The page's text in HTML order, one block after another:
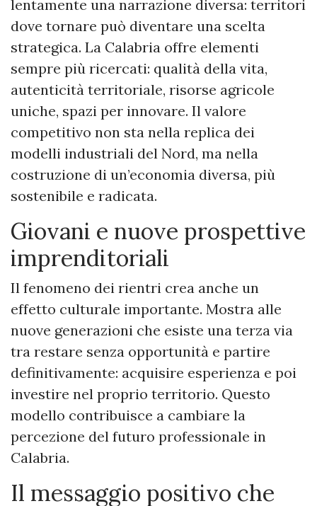
lentamente una narrazione diversa: territori
dove tornare può diventare una scelta
strategica. La Calabria offre elementi
sempre più ricercati: qualità della vita,
autenticità territoriale, risorse agricole
uniche, spazi per innovare. Il valore
competitivo non sta nella replica dei
modelli industriali del Nord, ma nella
costruzione di un’economia diversa, più
sostenibile e radicata.
Giovani e nuove prospettive
imprenditoriali
Il fenomeno dei rientri crea anche un
effetto culturale importante. Mostra alle
nuove generazioni che esiste una terza via
tra restare senza opportunità e partire
definitivamente: acquisire esperienza e poi
investire nel proprio territorio. Questo
modello contribuisce a cambiare la
percezione del futuro professionale in
Calabria.
Il messaggio positivo che